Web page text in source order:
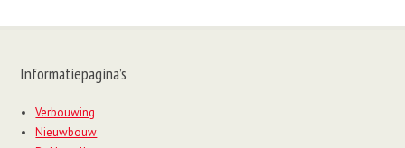
Informatiepagina’s
Verbouwing
Nieuwbouw